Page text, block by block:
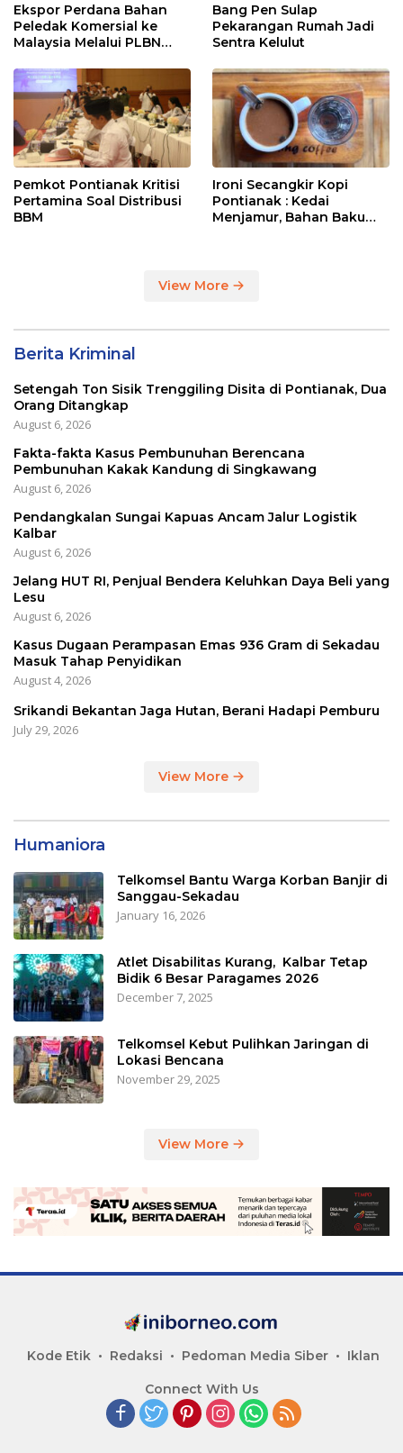
Ekspor Perdana Bahan
Peledak Komersial ke
Malaysia Melalui PLBN
Bang Pen Sulap
Pekarangan Rumah Jadi
Sentra Kelulut
Pemkot Pontianak Kritisi
Pertamina Soal Distribusi
BBM
Ironi Secangkir Kopi
Pontianak : Kedai
Menjamur, Bahan Baku
View More
Berita Kriminal
Setengah Ton Sisik Trenggiling Disita di Pontianak, Dua
Orang Ditangkap
August 6, 2026
Fakta-fakta Kasus Pembunuhan Berencana
Pembunuhan Kakak Kandung di Singkawang
August 6, 2026
Pendangkalan Sungai Kapuas Ancam Jalur Logistik
Kalbar
August 6, 2026
Jelang HUT RI, Penjual Bendera Keluhkan Daya Beli yang
Lesu
August 6, 2026
Kasus Dugaan Perampasan Emas 936 Gram di Sekadau
Masuk Tahap Penyidikan
August 4, 2026
Srikandi Bekantan Jaga Hutan, Berani Hadapi Pemburu
July 29, 2026
View More
Humaniora
Telkomsel Bantu Warga Korban Banjir di
Sanggau-Sekadau
January 16, 2026
Atlet Disabilitas Kurang, Kalbar Tetap
Bidik 6 Besar Paragames 2026
December 7, 2025
Telkomsel Kebut Pulihkan Jaringan di
Lokasi Bencana
November 29, 2025
View More
Kode Etik Redaksi Pedoman Media Siber Iklan
Connect With Us